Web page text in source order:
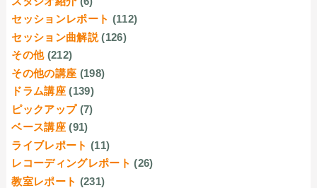
セッションレポート (112)
セッション曲解説 (126)
その他 (212)
その他の講座 (198)
ドラム講座 (139)
ピックアップ (7)
ベース講座 (91)
ライブレポート (11)
レコーディングレポート (26)
教室レポート (231)